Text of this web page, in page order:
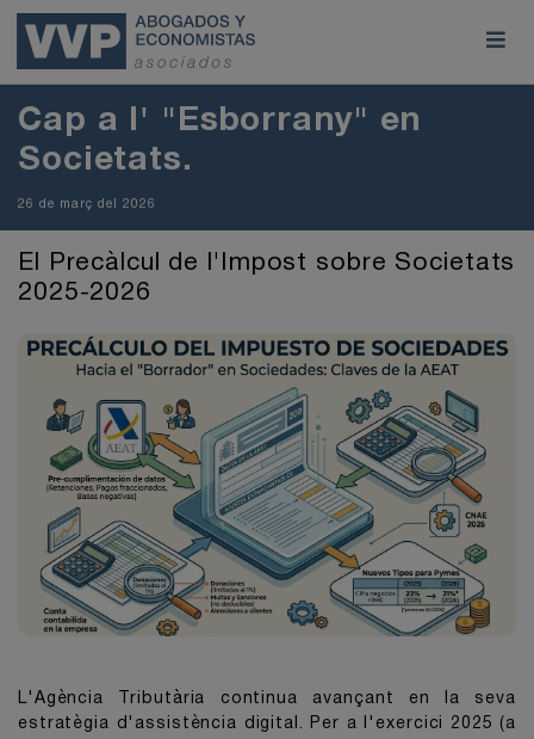
Cap a l' "Esborrany" en
Societats.
26 de març del 2026
El Precàlcul de l'Impost sobre Societats
2025-2026
L'Agència Tributària continua avançant en la seva
estratègia d'assistència digital. Per a l'exercici 2025 (a